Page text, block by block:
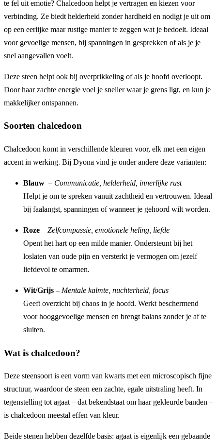
te fel uit emotie? Chalcedoon helpt je vertragen en kiezen voor
verbinding. Ze biedt helderheid zonder hardheid en nodigt je uit om
op een eerlijke maar rustige manier te zeggen wat je bedoelt. Ideaal
voor gevoelige mensen, bij spanningen in gesprekken of als je je
snel aangevallen voelt.
Deze steen helpt ook bij overprikkeling of als je hoofd overloopt.
Door haar zachte energie voel je sneller waar je grens ligt, en kun je
makkelijker ontspannen.
Soorten chalcedoon
Chalcedoon komt in verschillende kleuren voor, elk met een eigen
accent in werking. Bij Dyona vind je onder andere deze varianten:
Blauw – Communicatie, helderheid, innerlijke rust
Helpt je om te spreken vanuit zachtheid en vertrouwen. Ideaal
bij faalangst, spanningen of wanneer je gehoord wilt worden.
Roze – Zelfcompassie, emotionele heling, liefde
Opent het hart op een milde manier. Ondersteunt bij het
loslaten van oude pijn en versterkt je vermogen om jezelf
liefdevol te omarmen.
Wit/Grijs – Mentale kalmte, nuchterheid, focus
Geeft overzicht bij chaos in je hoofd. Werkt beschermend
voor hooggevoelige mensen en brengt balans zonder je af te
sluiten.
Wat is chalcedoon?
Deze steensoort is een vorm van kwarts met een microscopisch fijne
structuur, waardoor de steen een zachte, egale uitstraling heeft. In
tegenstelling tot agaat – dat bekendstaat om haar gekleurde banden –
is chalcedoon meestal effen van kleur.
Beide stenen hebben dezelfde basis: agaat is eigenlijk een gebaande